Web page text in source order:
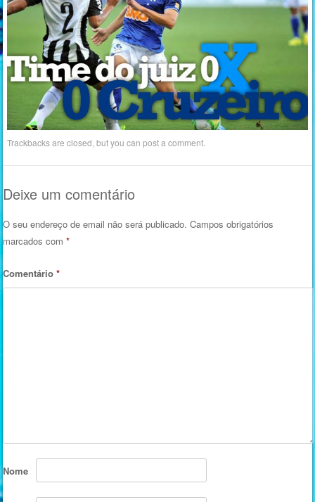
Trackbacks are closed, but you canpost a comment
Deixe um comentário
O seu endereço de email não será publicado. Campos obrigatórios
marcados com*
Comentário*
Nome